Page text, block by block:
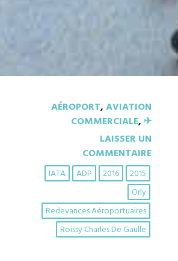
AÉROPORT,AVIATION
COMMERCIALE, ✈︎
LAISSER UN
COMMENTAIRE
2015
2016
ADP
IATA
Orly
Redevances Aéroportuaires
Roissy Charles De Gaulle